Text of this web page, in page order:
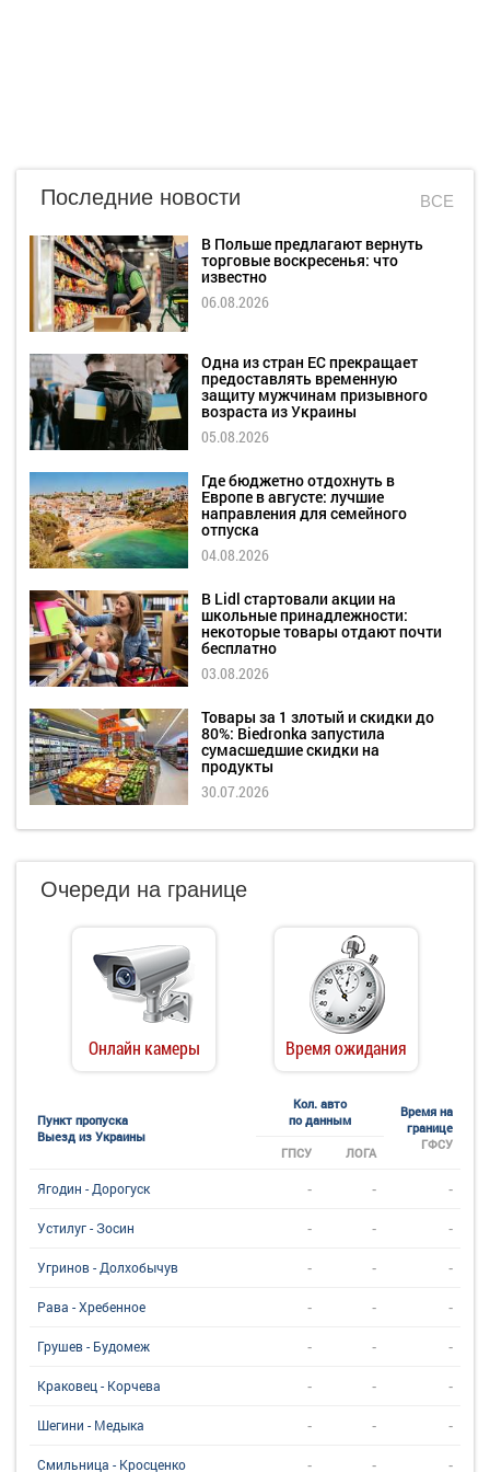
Последние новости ВСЕ
В Польше предлагают вернуть
торговые воскресенья: что
известно
06.08.2026
Одна из стран ЕС прекращает
предоставлять временную
защиту мужчинам призывного
возраста из Украины
05.08.2026
Где бюджетно отдохнуть в
Европе в августе: лучшие
направления для семейного
отпуска
04.08.2026
В Lidl стартовали акции на
школьные принадлежности:
некоторые товары отдают почти
бесплатно
03.08.2026
Товары за 1 злотый и скидки до
80%: Biedronka запустила
сумасшедшие скидки на
продукты
30.07.2026
Очереди на границе
Онлайн камеры Время ожидания
Пункт пропуска
Выезд из Украины
Кол. авто
по данным
Время на
границе
ГФСУ
ГПСУ ЛОГА
Ягодин - Дорогуск - - -
Устилуг - Зосин - - -
Угринов - Долхобычув - - -
Рава - Хребенное - - -
Грушев - Будомеж - - -
Краковец - Корчева - - -
Шегини - Медыка - - -
Смильница - Кросценко - - -